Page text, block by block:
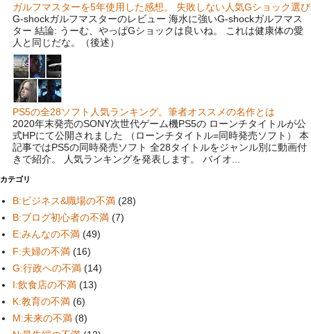
ガルフマスターを5年使用した感想。 失敗しない人気Gショック選び
G-shockガルフマスターのレビュー 海水に強いG-shockガルフマス
ター 結論: うーむ、やっぱGショックは良いね。 これは健康体の愛
人と同じだな。（後述）
PS5の全28ソフト人気ランキング。筆者オススメの名作とは
2020年末発売のSONY次世代ゲーム機PS5の ローンチタイトルが公
式HPにて公開されました （ローンチタイトル=同時発売ソフト） 本
記事ではPS5の同時発売ソフト 全28タイトルをジャンル別に動画付
きで紹介。 人気ランキングを発表します。 バイオ...
カテゴリ
B:ビジネス&職場の不満 (28)
B:ブログ初心者の不満 (7)
E:みんなの不満 (49)
F:夫婦の不満 (16)
G:行政への不満 (14)
I:飲食店の不満 (13)
K:教育の不満 (6)
M:未来の不満 (8)